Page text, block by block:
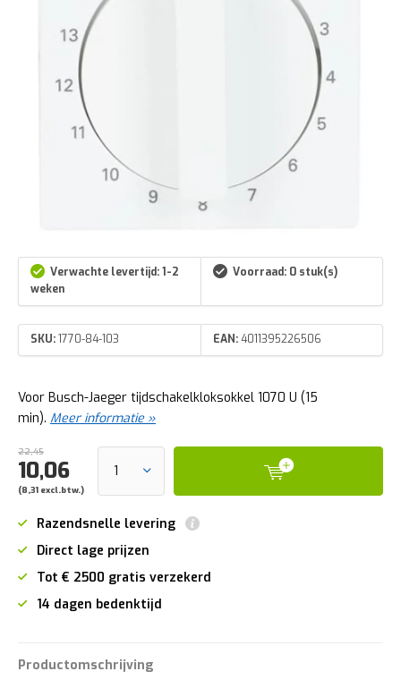
Verwachte levertijd: 1-2
weken
Voorraad: 0 stuk(s)
SKU:1770-84-103 EAN:4011395226506
Voor Busch-Jaeger tijdschakelkloksokkel 1070 U (15
min). Meer informatie »
22,45
10,06
(8,31 excl.btw.)
Razendsnelle levering
Direct lage prijzen
Tot € 2500 gratis verzekerd
14 dagen bedenktijd
Productomschrijving